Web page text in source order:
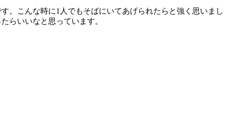
。こんな時に1人でもそばにいてあげられたらと強く思いまし
らいいなと思っています。